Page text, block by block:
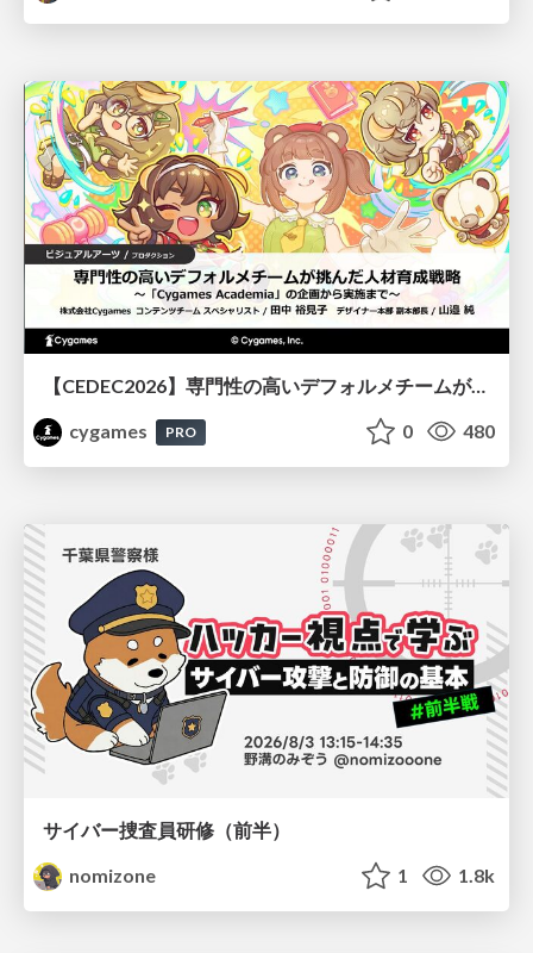
【CEDEC2026】専門性の高いデフォルメチームが挑んだ人材育成戦略 〜Cygames Academiaの企画から実施まで〜
cygames
PRO 0 480
サイバー捜査員研修（前半）
nomizone
1 1.8k